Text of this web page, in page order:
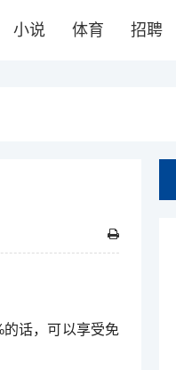
小说 体育 招聘
话，可以享受免